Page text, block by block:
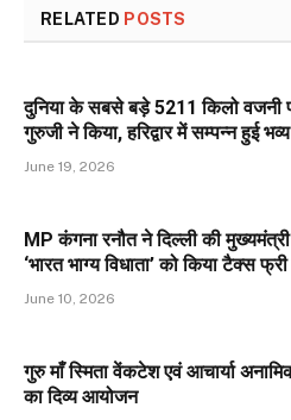
RELATED POSTS
दुनिया के सबसे बड़े 5211 किलो वजनी
गुरुजी ने किया, हरिद्वार में सम्पन्न हुई
June 19, 2026
MP कंगना रनौत ने दिल्ली की
‘भारत भाग्य विधाता’ को किया टैक्स
June 10, 2026
गुरु माँ स्मिता वेंकटेश एवं आचार्या
का दिव्य आयोजन